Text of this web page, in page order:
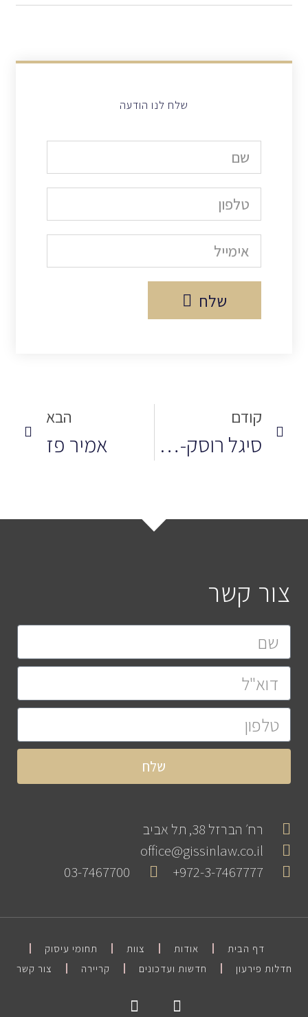
שלח לנו הודעה
שלח
קודם
סיגל רוסק-גיסין
הבא
אמיר פז
צור קשר
שלח
רח׳ הברזל 38, תל אביב
office@gissinlaw.co.il
972-3-7467777+
03-7467700
דף הבית אודות צוות
תחומי עיסוק
חדלות פירעון
חדשות ועדכונים קריירה צור קשר